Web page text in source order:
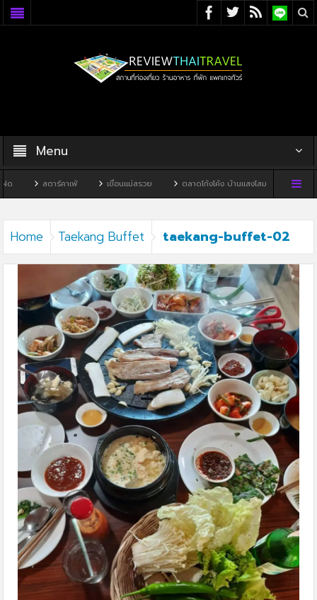
Menu
สตาร์คาเฟ่ เขื่อนแม่สรวย ตลาดโก้งโค้ง บ้านแสงโสม ทิวผาคาเฟ่
Home Taekang Buffet taekang-buffet-02